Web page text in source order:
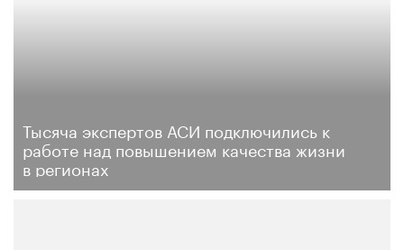
Тысяча экспертов АСИ подключились к
работе над повышением качества жизни
в регионах